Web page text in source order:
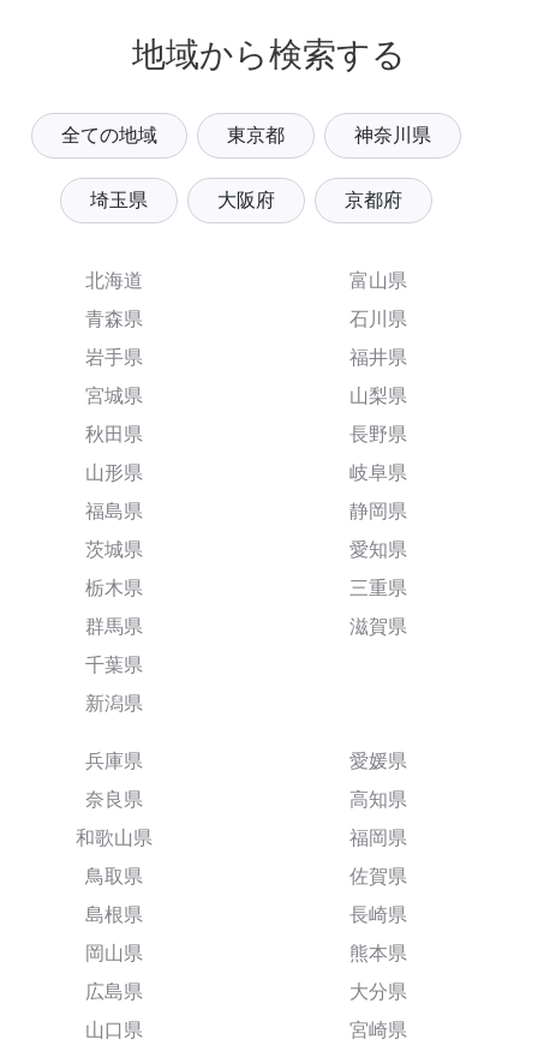
地域から検索する
全ての地域 東京都 神奈川県
埼玉県 大阪府 京都府
北海道
青森県
岩手県
宮城県
秋田県
山形県
福島県
茨城県
栃木県
群馬県
千葉県
新潟県
富山県
石川県
福井県
山梨県
長野県
岐阜県
静岡県
愛知県
三重県
滋賀県
兵庫県
奈良県
和歌山県
鳥取県
島根県
岡山県
広島県
山口県
愛媛県
高知県
福岡県
佐賀県
長崎県
熊本県
大分県
宮崎県